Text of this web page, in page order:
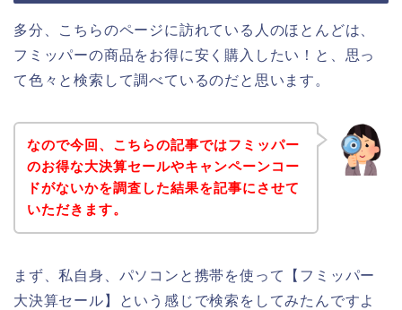
多分、こちらのページに訪れている人のほとんどは、
フミッパーの商品をお得に安く購入したい！と、思っ
て色々と検索して調べているのだと思います。
なので今回、こちらの記事ではフミッパー
のお得な大決算セールやキャンペーンコー
ドがないかを調査した結果を記事にさせて
いただきます。
まず、私自身、パソコンと携帯を使って【フミッパー
大決算セール】という感じで検索をしてみたんですよ